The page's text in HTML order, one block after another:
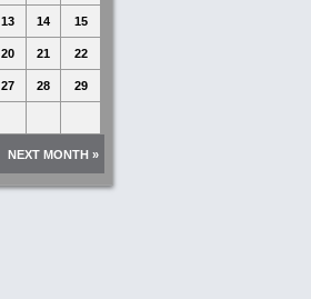
13 14 15
20 21 22
27 28 29
NEXT MONTH »